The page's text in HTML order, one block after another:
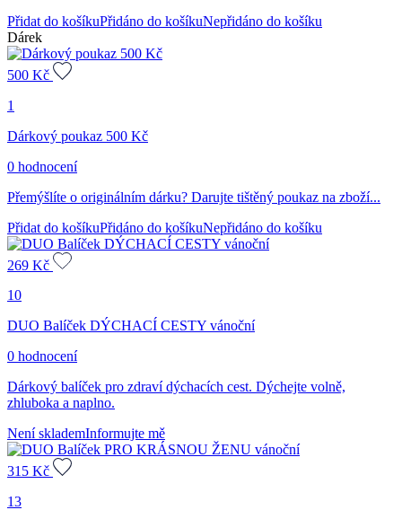
Přidat do košíkuPřidáno do košíkuNepřidáno do košíku
Dárek
500 Kč
1
Dárkový poukaz 500 Kč
0 hodnocení
Přemýšlíte o originálním dárku? Darujte tištěný poukaz na zboží...
Přidat do košíkuPřidáno do košíkuNepřidáno do košíku
269 Kč
10
DUO Balíček DÝCHACÍ CESTY vánoční
0 hodnocení
Dárkový balíček pro zdraví dýchacích cest. Dýchejte volně,
zhluboka a naplno.
Není sklademInformujte mě
315 Kč
13